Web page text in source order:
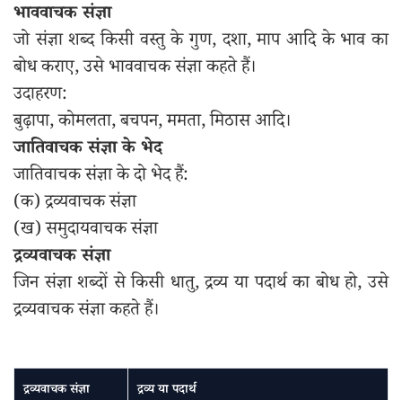
भाववाचक संज्ञा
जो संज्ञा शब्द किसी वस्तु के गुण, दशा, माप आदि के भाव का
बोध कराए, उसे भाववाचक संज्ञा कहते हैं।
उदाहरण:
बुढ़ापा, कोमलता, बचपन, ममता, मिठास आदि।
जातिवाचक संज्ञा के भेद
जातिवाचक संज्ञा के दो भेद हैं:
(क) द्रव्यवाचक संज्ञा
(ख) समुदायवाचक संज्ञा
द्रव्यवाचक संज्ञा
जिन संज्ञा शब्दों से किसी धातु, द्रव्य या पदार्थ का बोध हो, उसे
द्रव्यवाचक संज्ञा कहते हैं।
द्रव्यवाचक संज्ञा द्रव्य या पदार्थ